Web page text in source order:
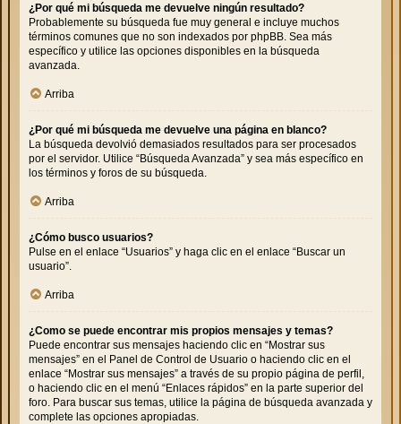
¿Por qué mi búsqueda me devuelve ningún resultado?
Probablemente su búsqueda fue muy general e incluye muchos
términos comunes que no son indexados por phpBB. Sea más
específico y utilice las opciones disponibles en la búsqueda
avanzada.
Arriba
¿Por qué mi búsqueda me devuelve una página en blanco?
La búsqueda devolvió demasiados resultados para ser procesados
por el servidor. Utilice “Búsqueda Avanzada” y sea más específico en
los términos y foros de su búsqueda.
Arriba
¿Cómo busco usuarios?
Pulse en el enlace “Usuarios” y haga clic en el enlace “Buscar un
usuario”.
Arriba
¿Como se puede encontrar mis propios mensajes y temas?
Puede encontrar sus mensajes haciendo clic en “Mostrar sus
mensajes” en el Panel de Control de Usuario o haciendo clic en el
enlace “Mostrar sus mensajes” a través de su propio página de perfil,
o haciendo clic en el menú “Enlaces rápidos” en la parte superior del
foro. Para buscar sus temas, utilice la página de búsqueda avanzada y
complete las opciones apropiadas.